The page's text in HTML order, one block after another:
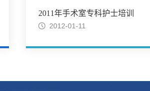
2011年手术室专科护士培训
2012-01-11